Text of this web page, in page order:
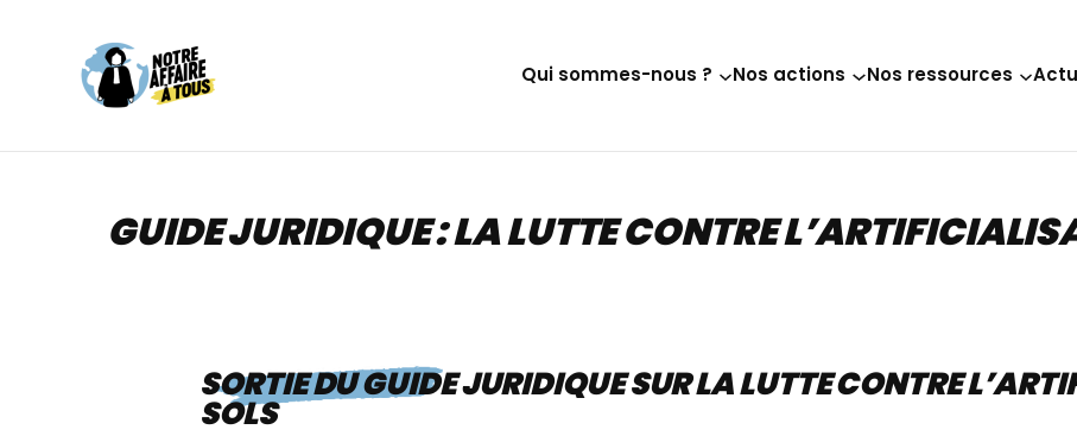
contenu
Qui sommes-nous ? Nos actions Nos ressources
GUIDE JURIDIQUE : LA LUTTE CONTRE
SORTIE DU GUIDE JURIDIQUE SUR LA LUTTE CONTRE
SOLS